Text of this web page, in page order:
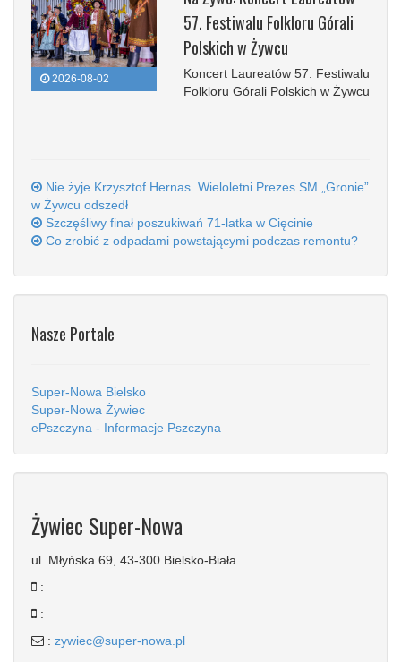
2026-08-02
57. Festiwalu Folkloru Górali
Polskich w Żywcu
Koncert Laureatów 57. Festiwalu
Folkloru Górali Polskich w Żywcu
Nie żyje Krzysztof Hernas. Wieloletni Prezes SM „Gronie”
w Żywcu odszedł
Szczęśliwy finał poszukiwań 71-latka w Cięcinie
Co zrobić z odpadami powstającymi podczas remontu?
Nasze Portale
Super-Nowa Bielsko
Super-Nowa Żywiec
ePszczyna - Informacje Pszczyna
Żywiec Super-Nowa
ul. Młyńska 69, 43-300 Bielsko-Biała
:
:
: zywiec@super-nowa.pl